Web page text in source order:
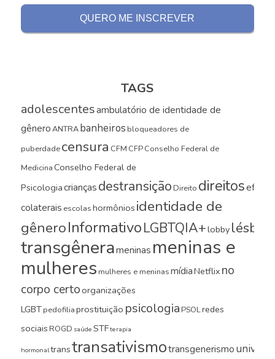
TAGS
adolescentesambulatório de identidade de
gêneroANTRAbanheiros bloqueadores de
puberdadecensura CFM CFPConselho Federal de
MedicinaConselho Federal de
Psicologiacriançasdestransição Direito direitos
colaterais escolashormônios identidade de
gêneroInformativoLGBTQIA+lobby
transgênerameninas meninas e
mulheres mulheres e meninasmídiaNetflix no
corpo certoorganizações
LGBTpedofiliaprostituição psicologia PSOLredes
sociais ROGD saúde STFterapia
hormonaltranstransativismotransgenerismo